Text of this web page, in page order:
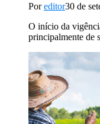
Poreditor30 de
O início da
principalmente de